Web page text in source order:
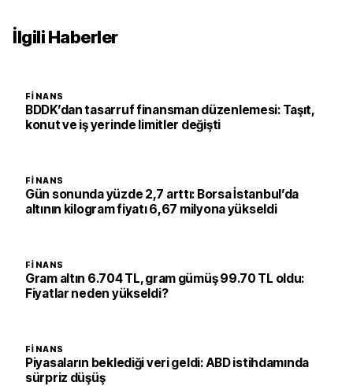
İlgili Haberler
FINANS
BDDK’dan tasarruf finansman düzenlemesi: Taşıt,
konut ve iş yerinde limitler değişti
FINANS
Gün sonunda yüzde 2,7 arttı: Borsa İstanbul’da
altının kilogram fiyatı 6,67 milyona yükseldi
FINANS
Gram altın 6.704 TL, gram gümüş 99.70 TL oldu:
Fiyatlar neden yükseldi?
FINANS
Piyasaların beklediği veri geldi: ABD istihdamında
sürpriz düşüş